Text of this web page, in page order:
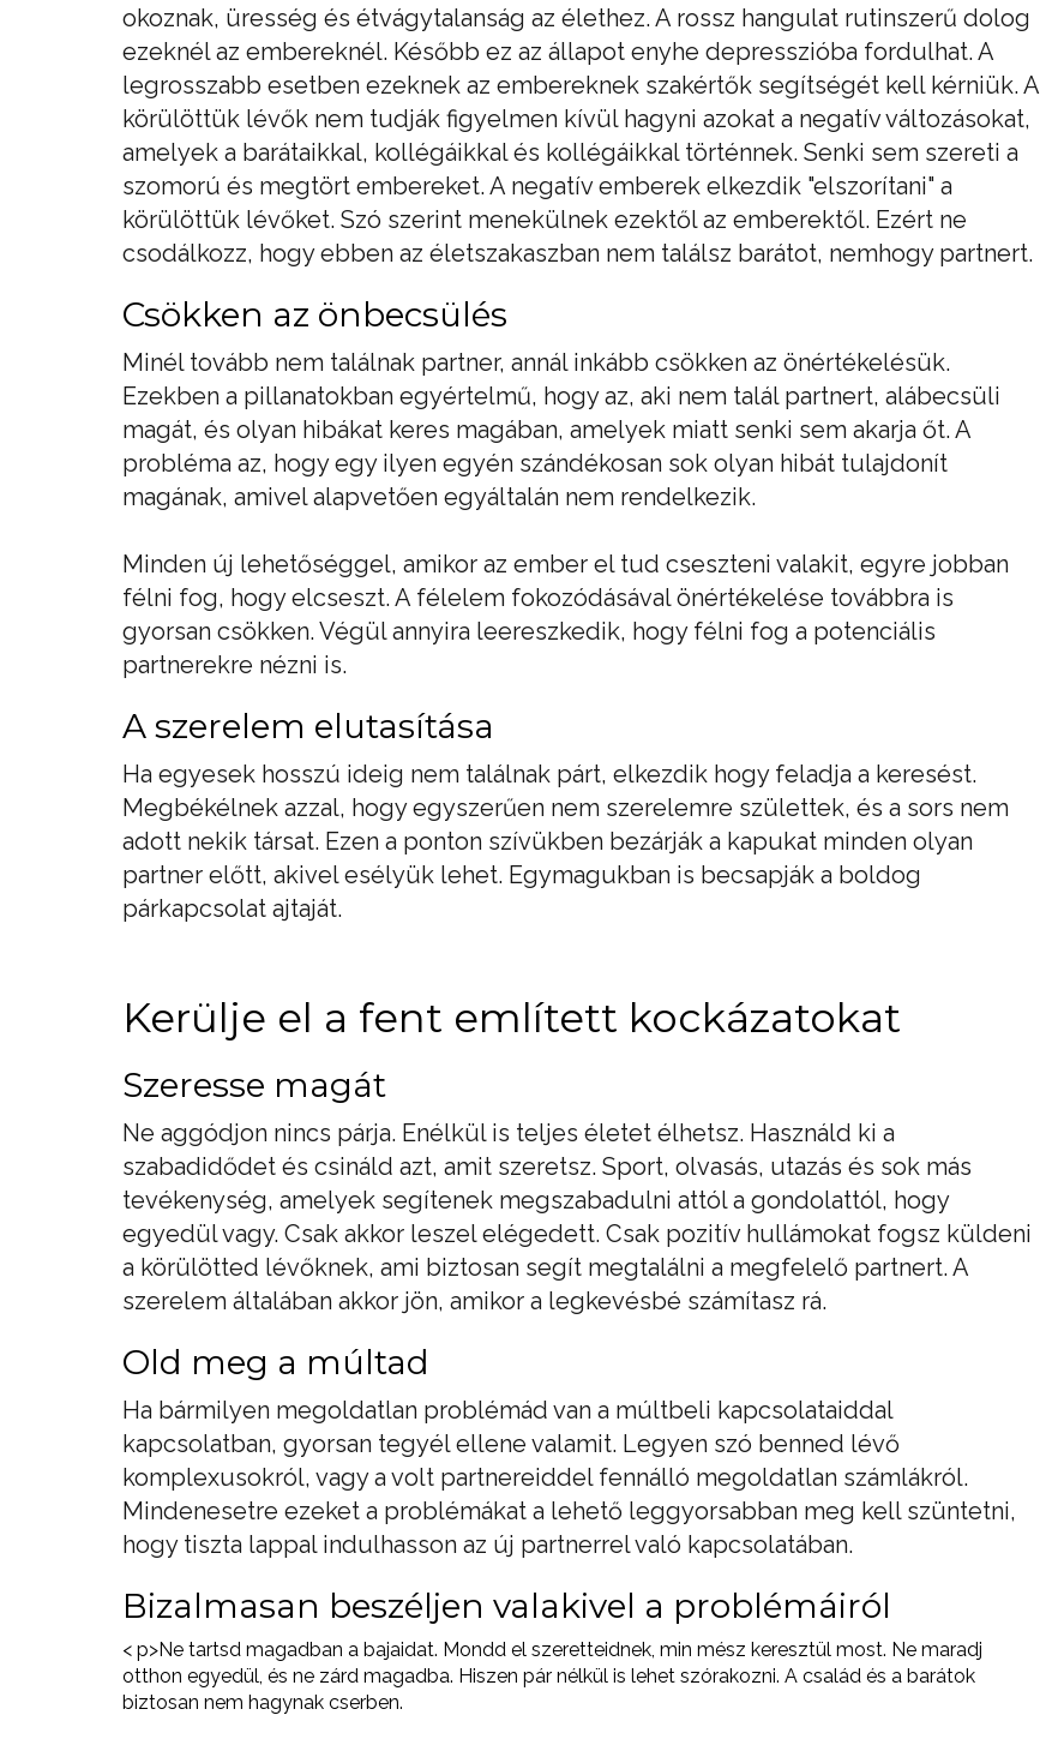
okoznak, üresség és étvágytalanság az élethez. A rossz hangulat rutinszerű dolog
ezeknél az embereknél. Később ez az állapot enyhe depresszióba fordulhat. A
legrosszabb esetben ezeknek az embereknek szakértők segítségét kell kérniük. A
körülöttük lévők nem tudják figyelmen kívül hagyni azokat a negatív változásokat,
amelyek a barátaikkal, kollégáikkal és kollégáikkal történnek. Senki sem szereti a
szomorú és megtört embereket. A negatív emberek elkezdik "elszorítani" a
körülöttük lévőket. Szó szerint menekülnek ezektől az emberektől. Ezért ne
csodálkozz, hogy ebben az életszakaszban nem találsz barátot, nemhogy partnert.
Csökken az önbecsülés
Minél tovább nem találnak partner, annál inkább csökken az önértékelésük.
Ezekben a pillanatokban egyértelmű, hogy az, aki nem talál partnert, alábecsüli
magát, és olyan hibákat keres magában, amelyek miatt senki sem akarja őt. A
probléma az, hogy egy ilyen egyén szándékosan sok olyan hibát tulajdonít
magának, amivel alapvetően egyáltalán nem rendelkezik.
Minden új lehetőséggel, amikor az ember el tud cseszteni valakit, egyre jobban
félni fog, hogy elcseszt. A félelem fokozódásával önértékelése továbbra is
gyorsan csökken. Végül annyira leereszkedik, hogy félni fog a potenciális
partnerekre nézni is.
A szerelem elutasítása
Ha egyesek hosszú ideig nem találnak párt, elkezdik hogy feladja a keresést.
Megbékélnek azzal, hogy egyszerűen nem szerelemre születtek, és a sors nem
adott nekik társat. Ezen a ponton szívükben bezárják a kapukat minden olyan
partner előtt, akivel esélyük lehet. Egymagukban is becsapják a boldog
párkapcsolat ajtaját.
Kerülje el a fent említett kockázatokat
Szeresse magát
Ne aggódjon nincs párja. Enélkül is teljes életet élhetsz. Használd ki a
szabadidődet és csináld azt, amit szeretsz. Sport, olvasás, utazás és sok más
tevékenység, amelyek segítenek megszabadulni attól a gondolattól, hogy
egyedül vagy. Csak akkor leszel elégedett. Csak pozitív hullámokat fogsz küldeni
a körülötted lévőknek, ami biztosan segít megtalálni a megfelelő partnert. A
szerelem általában akkor jön, amikor a legkevésbé számítasz rá.
Old meg a múltad
Ha bármilyen megoldatlan problémád van a múltbeli kapcsolataiddal
kapcsolatban, gyorsan tegyél ellene valamit. Legyen szó benned lévő
komplexusokról, vagy a volt partnereiddel fennálló megoldatlan számlákról.
Mindenesetre ezeket a problémákat a lehető leggyorsabban meg kell szüntetni,
hogy tiszta lappal indulhasson az új partnerrel való kapcsolatában.
Bizalmasan beszéljen valakivel a problémáiról
< p>Ne tartsd magadban a bajaidat. Mondd el szeretteidnek, min mész keresztül most. Ne maradj
otthon egyedül, és ne zárd magadba. Hiszen pár nélkül is lehet szórakozni. A család és a barátok
biztosan nem hagynak cserben.